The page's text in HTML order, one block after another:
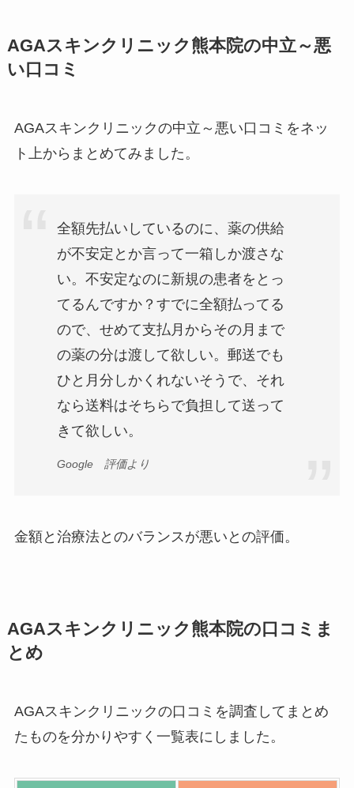
AGAスキンクリニック熊本院の中立～悪
い口コミ
AGAスキンクリニックの中立～悪い口コミをネッ
ト上からまとめてみました。
全額先払いしているのに、薬の供給
が不安定とか言って一箱しか渡さな
い。不安定なのに新規の患者をとっ
てるんですか？すでに全額払ってる
ので、せめて支払月からその月まで
の薬の分は渡して欲しい。郵送でも
ひと月分しかくれないそうで、それ
なら送料はそちらで負担して送って
きて欲しい。
Google 評価より
金額と治療法とのバランスが悪いとの評価。
AGAスキンクリニック熊本院の口コミま
とめ
AGAスキンクリニックの口コミを調査してまとめ
たものを分かりやすく一覧表にしました。